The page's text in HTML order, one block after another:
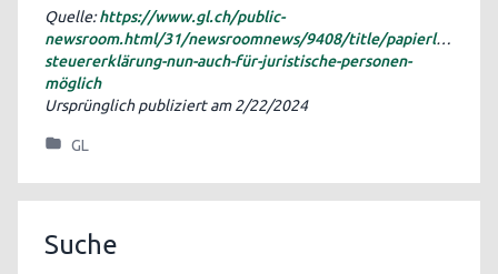
Quelle:https://www.gl.ch/public-
newsroom.html/31/newsroomnews/9408/title/papierlose-
steuererklärung-nun-auch-für-juristische-personen-
möglich
Ursprünglich publiziert am2/22/2024
GL
Suche